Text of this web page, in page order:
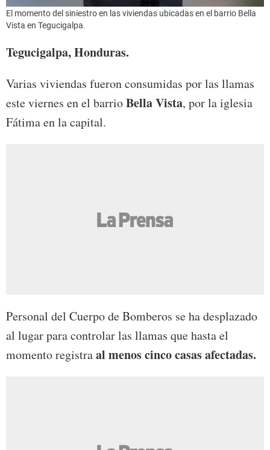
El momento del siniestro en las viviendas ubicadas en el barrio Bella
Vista en Tegucigalpa.
Tegucigalpa, Honduras.
Varias viviendas fueron consumidas por las llamas
este viernes en el barrioBella Vista, por la iglesia
Fátima en la capital.
Personal del Cuerpo de Bomberos se ha desplazado
al lugar para controlar las llamas que hasta el
momento registraal menos cinco casas afectadas.